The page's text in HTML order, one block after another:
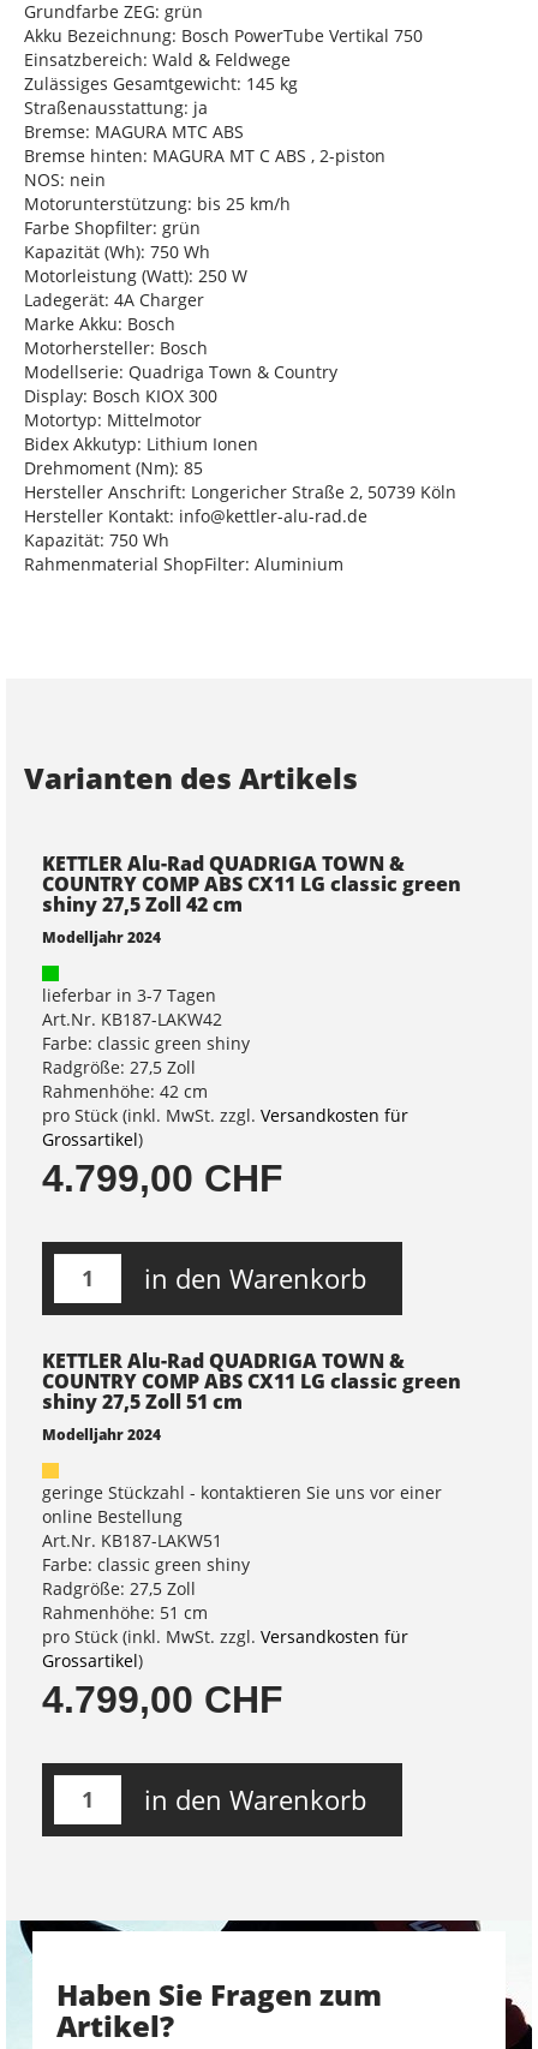
Grundfarbe ZEG: grün
Akku Bezeichnung: Bosch PowerTube Vertikal 750
Einsatzbereich: Wald & Feldwege
Zulässiges Gesamtgewicht: 145 kg
Straßenausstattung: ja
Bremse: MAGURA MTC ABS
Bremse hinten: MAGURA MT C ABS , 2-piston
NOS: nein
Motorunterstützung: bis 25 km/h
Farbe Shopfilter: grün
Kapazität (Wh): 750 Wh
Motorleistung (Watt): 250 W
Ladegerät: 4A Charger
Marke Akku: Bosch
Motorhersteller: Bosch
Modellserie: Quadriga Town & Country
Display: Bosch KIOX 300
Motortyp: Mittelmotor
Bidex Akkutyp: Lithium Ionen
Drehmoment (Nm): 85
Hersteller Anschrift: Longericher Straße 2, 50739 Köln
Hersteller Kontakt: info@kettler-alu-rad.de
Kapazität: 750 Wh
Rahmenmaterial ShopFilter: Aluminium
Varianten des Artikels
KETTLER Alu-Rad QUADRIGA TOWN &
COUNTRY COMP ABS CX11 LG classic green
shiny 27,5 Zoll 42 cm
Modelljahr 2024
lieferbar in 3-7 Tagen
Art.Nr. KB187-LAKW42
Farbe: classic green shiny
Radgröße: 27,5 Zoll
Rahmenhöhe: 42 cm
pro Stück (inkl. MwSt. zzgl. Versandkosten für
Grossartikel)
4.799,00 CHF
in den Warenkorb
KETTLER Alu-Rad QUADRIGA TOWN &
COUNTRY COMP ABS CX11 LG classic green
shiny 27,5 Zoll 51 cm
Modelljahr 2024
geringe Stückzahl - kontaktieren Sie uns vor einer
online Bestellung
Art.Nr. KB187-LAKW51
Farbe: classic green shiny
Radgröße: 27,5 Zoll
Rahmenhöhe: 51 cm
pro Stück (inkl. MwSt. zzgl. Versandkosten für
Grossartikel)
4.799,00 CHF
in den Warenkorb
Haben Sie Fragen zum
Artikel?